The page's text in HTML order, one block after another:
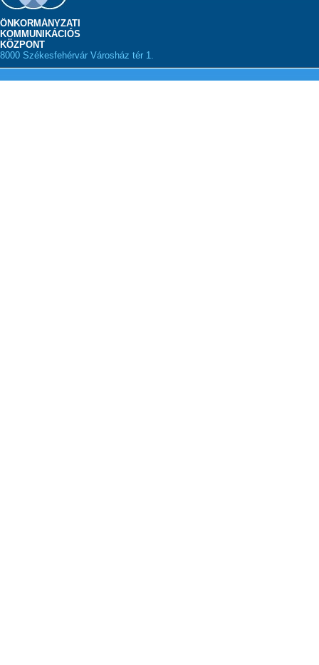
ÖNKORMÁNYZATI
KOMMUNIKÁCIÓS
KÖZPONT
8000 Székesfehérvár Városház tér 1.